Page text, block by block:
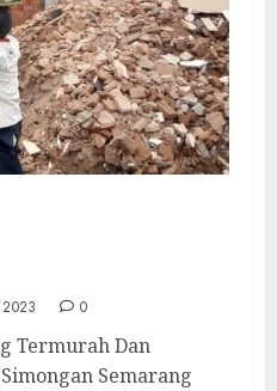
0
Termurah Dan
Semarang